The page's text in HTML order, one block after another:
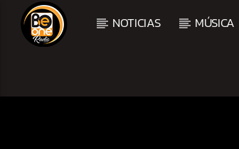
NOTICIAS MÚSICA